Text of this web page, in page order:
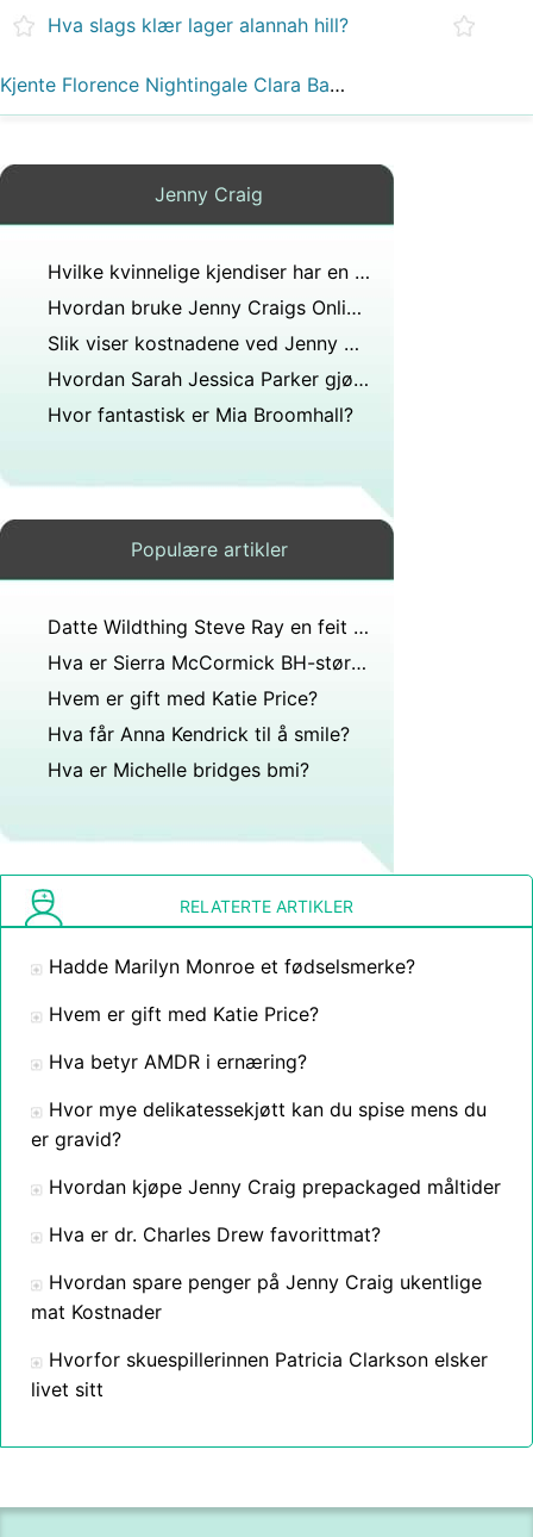
Hva slags klær lager alannah hill?
Kjente Florence Nightingale Clara Barton?
Jenny Craig
Hvilke kvinnelige kjendiser har en BMI på 22,1?
Hvordan bruke Jenny Craigs Online Menu Planner
Slik viser kostnadene ved Jenny Craig Mat
Hvordan Sarah Jessica Parker gjør alt
Hvor fantastisk er Mia Broomhall?
Populære artikler
Datte Wildthing Steve Ray en feit jente som heter Linda som er Bi polar?
Hva er Sierra McCormick BH-størrelse?
Hvem er gift med Katie Price?
Hva får Anna Kendrick til å smile?
Hva er Michelle bridges bmi?
RELATERTE ARTIKLER
Hadde Marilyn Monroe et fødselsmerke?
Hvem er gift med Katie Price?
Hva betyr AMDR i ernæring?
Hvor mye delikatessekjøtt kan du spise mens du
er gravid?
Hvordan kjøpe Jenny Craig prepackaged måltider
Hva er dr. Charles Drew favorittmat?
Hvordan spare penger på Jenny Craig ukentlige
mat Kostnader
Hvorfor skuespillerinnen Patricia Clarkson elsker
livet sitt